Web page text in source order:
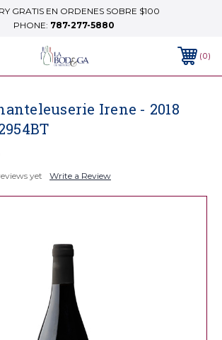
GRATIS EN ORDENES SOBRE $100
PHONE: 787-277-5880
0
Irene - 2018
yet Write a Review